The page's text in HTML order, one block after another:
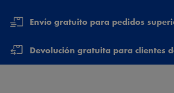
Envío gratuito para pedidos
Devolución gratuita para clientes